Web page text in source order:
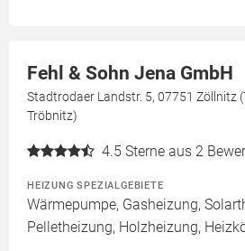
Fehl & Sohn Jena GmbH
Stadtrodaer Landstr. 5, 07751 Zöllnitz
Tröbnitz)
4.5 Sterne aus 2
HEIZUNG SPEZIALGEBIETE
Wärmepumpe, Gasheizung,
Pelletheizung, Holzheizung,